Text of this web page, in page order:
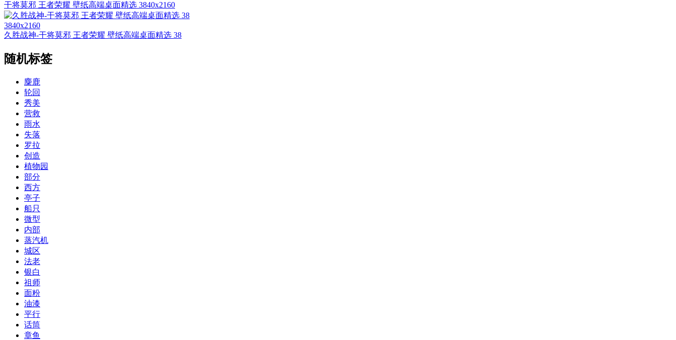
干将莫邪 王者荣耀 壁纸高端桌面精选 3840x2160
3840x2160
久胜战神-干将莫邪 王者荣耀 壁纸高端桌面精选 38
随机标签
麋鹿
轮回
秀美
营救
雨水
失落
罗拉
创造
植物园
部分
西方
亭子
船只
微型
内部
蒸汽机
城区
法老
银白
祖师
面粉
油漆
平行
话筒
章鱼